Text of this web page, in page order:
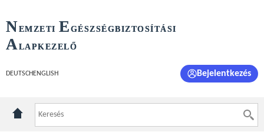
NEMZETI E GÉSZSÉGBIZTOSÍTÁSI
ALAPKEZELŐ
DEUTSCH ENGLISH Bejelentkezés